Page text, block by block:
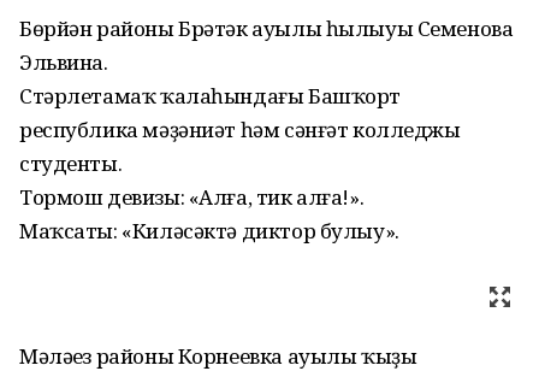
Бөрйән районы Брәтәк ауылы һылыуы Семенова
Эльвина.
Стәрлетамаҡ ҡалаһындағы Башҡорт
республика мәҙәниәт һәм сәнғәт колледжы
студенты.
Тормош девизы: «Алға, тик алға!».
Маҡсаты: «Киләсәктә диктор булыу».
Мәләүез районы Корнеевка ауылы ҡыҙы